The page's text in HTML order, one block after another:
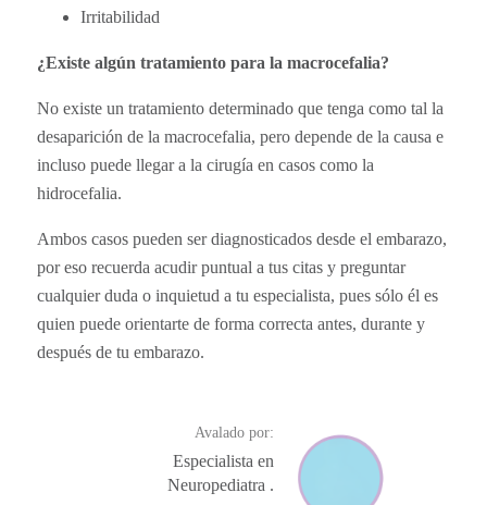
Avalado por:
Especialista en
Neuropediatra .
Irritabilidad
¿Existe algún tratamiento para la macrocefalia?
No existe un tratamiento determinado que tenga como tal la
desaparición de la macrocefalia, pero depende de la causa e
incluso puede llegar a la cirugía en casos como la
hidrocefalia.
Ambos casos pueden ser diagnosticados desde el embarazo,
por eso recuerda acudir puntual a tus citas y preguntar
cualquier duda o inquietud a tu especialista, pues sólo él es
quien puede orientarte de forma correcta antes, durante y
después de tu embarazo.